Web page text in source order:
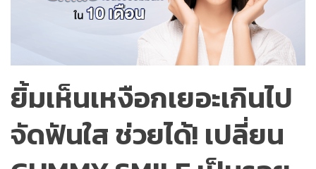
ยิ้มเห็นเหงือกเยอะเกินไป
จัดฟันใส ช่วยได้! เปลี่ยน